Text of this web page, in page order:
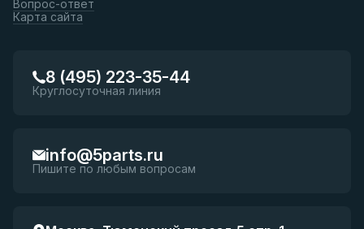
Вопрос-ответ
Карта сайта
8 (495) 223-35-44
Круглосуточная линия
info@5parts.ru
Пишите по любым вопросам